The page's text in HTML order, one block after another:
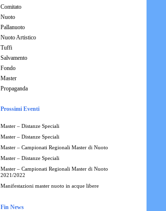
Comitato
Nuoto
Pallanuoto
Nuoto Artistico
Tuffi
Salvamento
Fondo
Master
Propaganda
Prossimi Eventi
Master – Distanze Speciali
Master – Distanze Speciali
Master – Campionati Regionali Master di Nuoto
Master – Distanze Speciali
Master – Campionati Regionali Master di Nuoto
2021/2022
Manifestazioni master nuoto in acque libere
Fin News